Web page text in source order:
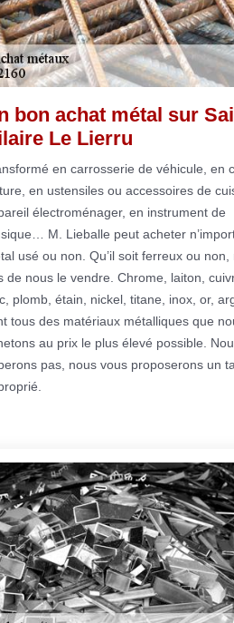
bon achat métal sur
Le Lierru
en carrosserie de véhicule, en
en ustensiles ou accessoires de
électroménager, en instrument de
M. Lieballe peut acheter
usé ou non. Qu’il soit ferreux ou non,
de nous le vendre. Chrome, laiton,
plomb, étain, nickel, titane, inox, or,
tous des matériaux métalliques que
au prix le plus élevé possible.
pas, nous vous proposerons un